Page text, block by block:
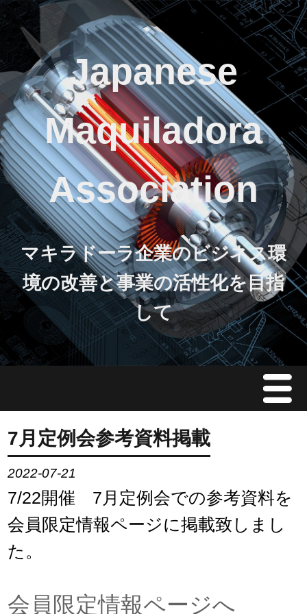
Japanese
Maquiladora
Association
マキラドーラ企業のビジネス環
境の改善と事業の活性化を目指
して
Menu
JMAについて
会員情報
イベント案内
ご入会案内
会員限定情報
7月定例会参考資料掲載
2022-07-21
7/22開催 7月定例会での参考資料を
会員限定情報ページに掲載致しまし
た。
会員限定情報ページへ